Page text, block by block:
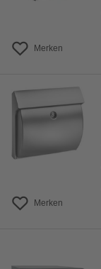
Merken
Merken